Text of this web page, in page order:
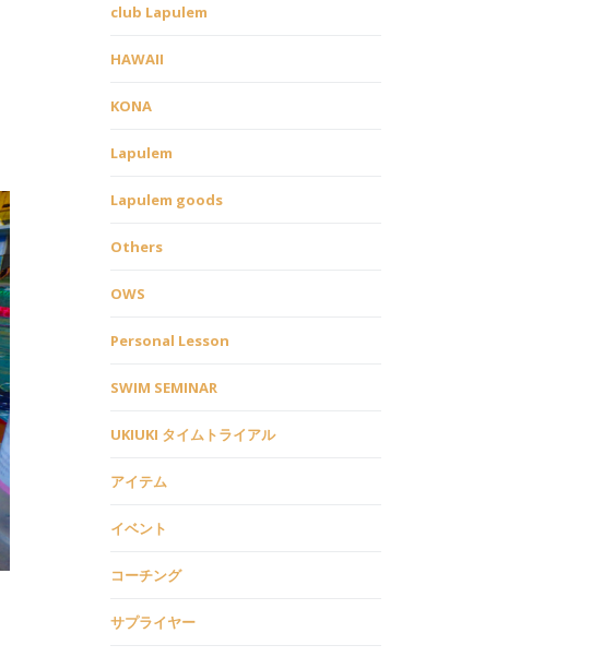
club Lapulem
HAWAII
KONA
Lapulem
Lapulem goods
Others
OWS
Personal Lesson
SWIM SEMINAR
UKIUKI タイムトライアル
アイテム
イベント
コーチング
サプライヤー